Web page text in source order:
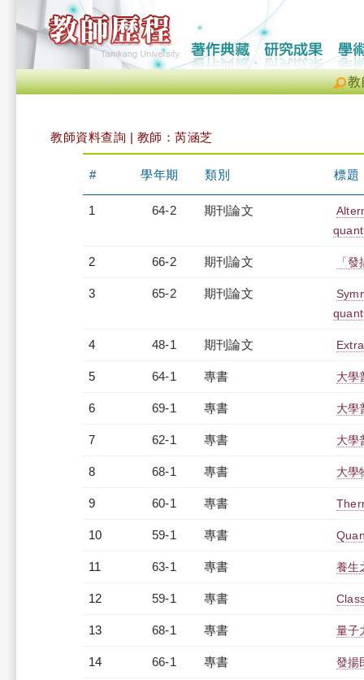
教
教師資料查詢 | 教師：芮涵芝
# 學年期 類別 標題
1 64-2 期刊論文
2 66-2 期刊論文 「
3 65-2 期刊論文
4 48-1 期刊論文
5 64-1 專書 大學
6 69-1 專書 大學
7 62-1 專書 大學
8 68-1 專書 大學
9 60-1 專書
10 59-1 專書
11 63-1 專書 養生
12 59-1 專書
13 68-1 專書 量子
14 66-1 專書 發揚